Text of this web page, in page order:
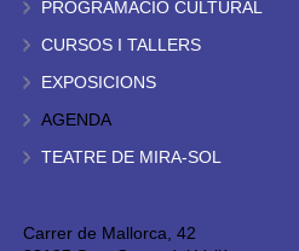
PROGRAMACIÓ CULTURAL
CURSOS I TALLERS
EXPOSICIONS
AGENDA
TEATRE DE MIRA-SOL
Carrer de Mallorca, 42